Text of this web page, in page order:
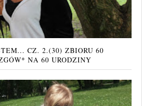
CZ. 2.(30) ZBIORU 60
NA 60 URODZINY